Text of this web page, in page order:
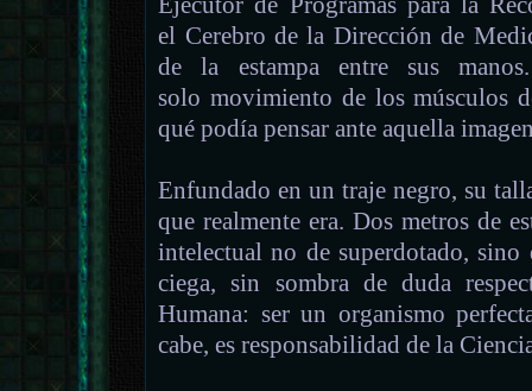
el Cerebro de la Dirección de
de la estampa entre sus
solo movimiento de los músculos
qué podía pensar ante aquella
Enfundado en un traje negro, su
que realmente era. Dos metros de
intelectual no de superdotado,
ciega, sin sombra de duda
Humana: ser un organismo
cabe, es responsabilidad de la